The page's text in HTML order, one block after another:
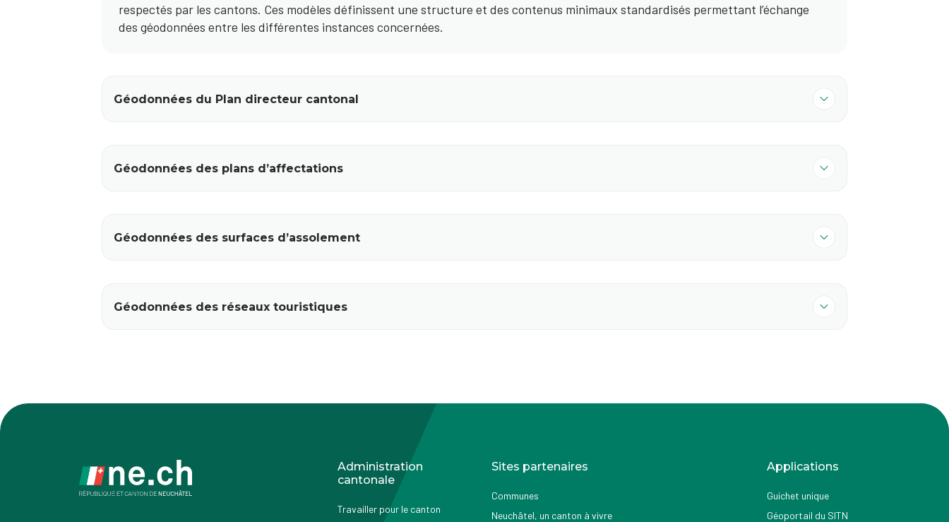
respectés par les cantons. Ces modèles définissent une structure et des contenus minimaux standardisés permettant l’échange
des géodonnées entre les différentes instances concernées.
Géodonnées du Plan directeur cantonal
Géodonnées des plans d’affectations
Géodonnées des surfaces d’assolement
Géodonnées des réseaux touristiques
Administration
cantonale
Travailler pour le canton
Sites partenaires
Communes
Neuchâtel, un canton à vivre
Applications
Guichet unique
Géoportail du SITN